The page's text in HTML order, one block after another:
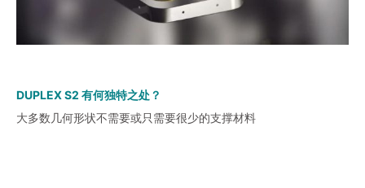
DUPLEX S2 有何独特之处？
大多数几何形状不需要或只需要很少的支撑材料